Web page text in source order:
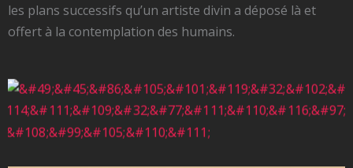
les plans successifs qu’un artiste divin a déposé là et
offert à la contemplation des humains.